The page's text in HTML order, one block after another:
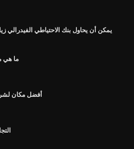
يمكن أن يحاول بنك الاحتياطي الفيدرالي
ما هي
أفضل مكان